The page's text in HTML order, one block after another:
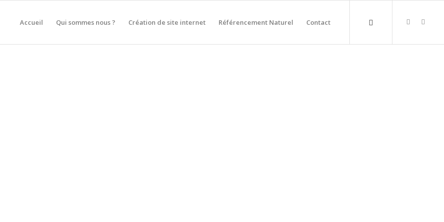
Accueil Qui sommes nous ? Création de site internet Référencement Naturel Contact